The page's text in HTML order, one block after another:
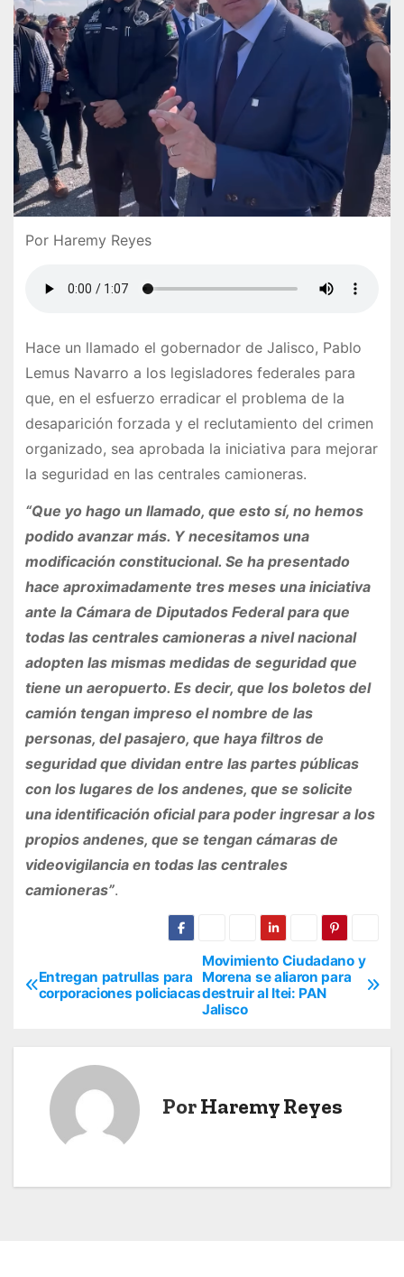
Por Haremy Reyes
Hace un llamado el gobernador de Jalisco, Pablo
Lemus Navarro a los legisladores federales para
que, en el esfuerzo erradicar el problema de la
desaparición forzada y el reclutamiento del crimen
organizado, sea aprobada la iniciativa para mejorar
la seguridad en las centrales camioneras.
“Que yo hago un llamado, que esto sí, no hemos
podido avanzar más. Y necesitamos una
modificación constitucional. Se ha presentado
hace aproximadamente tres meses una iniciativa
ante la Cámara de Diputados Federal para que
todas las centrales camioneras a nivel nacional
adopten las mismas medidas de seguridad que
tiene un aeropuerto. Es decir, que los boletos del
camión tengan impreso el nombre de las
personas, del pasajero, que haya filtros de
seguridad que dividan entre las partes públicas
con los lugares de los andenes, que se solicite
una identificación oficial para poder ingresar a los
propios andenes, que se tengan cámaras de
videovigilancia en todas las centrales
camioneras”.
N
a
c
Movimiento Ciudadano y
Morena se aliaron para
destruir al Itei: PAN
Jalisco
Entregan patrullas para
corporaciones policiacas
PorHaremy Reyes